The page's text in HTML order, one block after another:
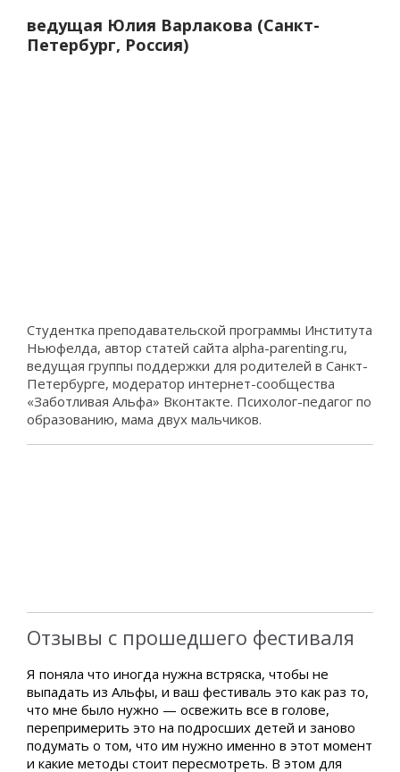
ведущая Юлия Варлакова (Санкт-
Петербург, Россия)
Студентка преподавательской программы Института
Ньюфелда, автор статей сайта alpha-parenting.ru,
ведущая группы поддержки для родителей в Санкт-
Петербурге, модератор интернет-сообщества
«Заботливая Альфа» Вконтакте. Психолог-педагог по
образованию, мама двух мальчиков.
Отзывы с прошедшего фестиваля
Я поняла что иногда нужна встряска, чтобы не
выпадать из Альфы, и ваш фестиваль это как раз то,
что мне было нужно — освежить все в голове,
перепримерить это на подросших детей и заново
подумать о том, что им нужно именно в этот момент
и какие методы стоит пересмотреть. В этом для